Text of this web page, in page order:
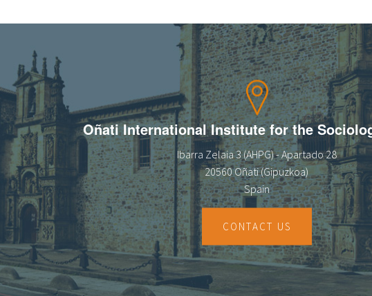
Oñati International Institute for the
Ibarra Zelaia 3 (AHPG) - Apartado 28
20560 Oñati (Gipuzkoa)
Spain
CONTACT US